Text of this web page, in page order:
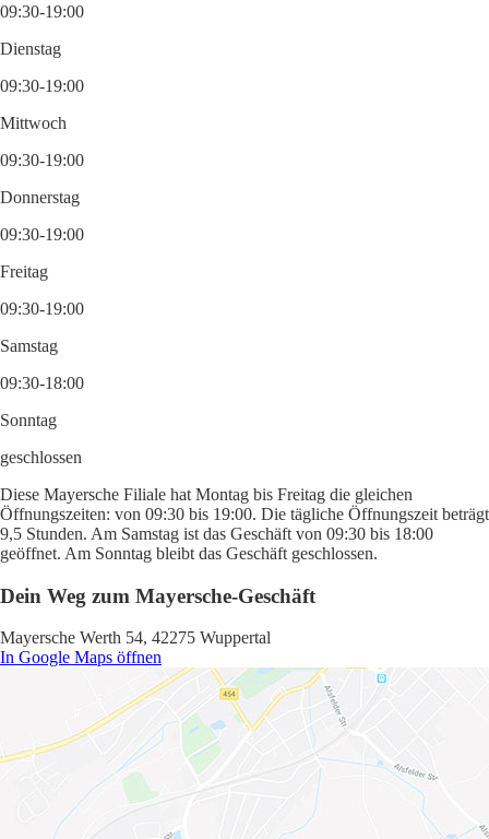
09:30-19:00
Dienstag
09:30-19:00
Mittwoch
09:30-19:00
Donnerstag
09:30-19:00
Freitag
09:30-19:00
Samstag
09:30-18:00
Sonntag
geschlossen
Diese Mayersche Filiale hat Montag bis Freitag die gleichen
Öffnungszeiten: von 09:30 bis 19:00. Die tägliche Öffnungszeit beträgt
9,5 Stunden. Am Samstag ist das Geschäft von 09:30 bis 18:00
geöffnet. Am Sonntag bleibt das Geschäft geschlossen.
Dein Weg zum Mayersche-Geschäft
Mayersche Werth 54, 42275 Wuppertal
In Google Maps öffnen